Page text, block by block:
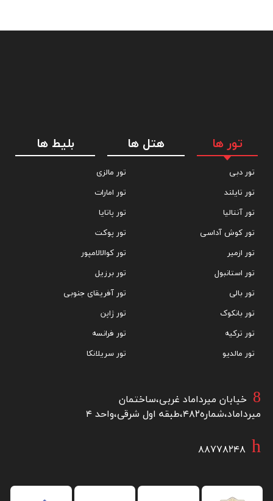
تعداد اتاق ها:
اینترنت بی سیم رایگان / حمل و نقل فرودگاهی / اتاق های خانوادگی /
پارکینگ / رستوران / ممنوعیت استعمال دخانیات در اتاق ها
تور ها هتل ها بلیط ها
تور دبی
تور تایلند
تور آنتالیا
تور کوش آداسی
تور ازمیر
تور استانبول
تور بالی
تور بانکوک
تور ترکیه
تور مالدیو
تور مالزی
تور امارات
تور پاتایا
تور پوکت
تور کوالالامپور
تور برزیل
تور آفریقای جنوبی
تور ژاپن
تور فرانسه
تور سریلانکا
خیابان میرداماد غربی،ساختمان
میرداماد،شماره۴۸۲،طبقه اول شرقی،واحد ۴